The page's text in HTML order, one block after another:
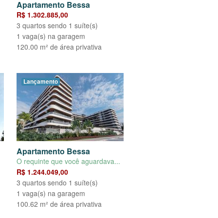
Apartamento Bessa
R$ 1.302.885,00
3 quartos sendo 1 suíte(s)
1 vaga(s) na garagem
120.00 m² de área privativa
Lançamento
Apartamento Bessa
O requinte que você aguardava...
R$ 1.244.049,00
3 quartos sendo 1 suíte(s)
1 vaga(s) na garagem
100.62 m² de área privativa